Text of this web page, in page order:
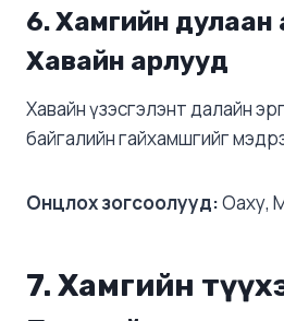
6.Хамгийн дулаан
Хавайн арлууд
Хавайн үзэсгэлэнт далайн
байгалийн гайхамшгийг
Онцлох зогсоолууд:Оаху,
7. Хамгийн